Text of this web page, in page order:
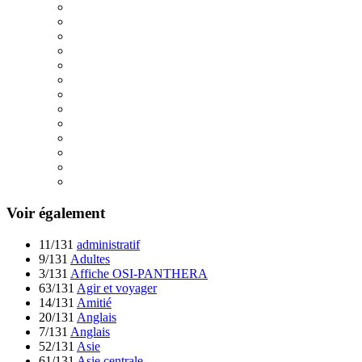
Voir également
11/131 administratif
9/131 Adultes
3/131 Affiche OSI-PANTHERA
63/131 Agir et voyager
14/131 Amitié
20/131 Anglais
7/131 Anglais
52/131 Asie